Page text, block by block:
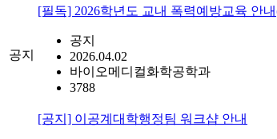
공지
[필독] 2026학년도 교내 폭력예방교육 안
공지
2026.04.02
바이오메디컬화학공학과
3788
[공지] 이공계대학행정팀 워크샵 안내